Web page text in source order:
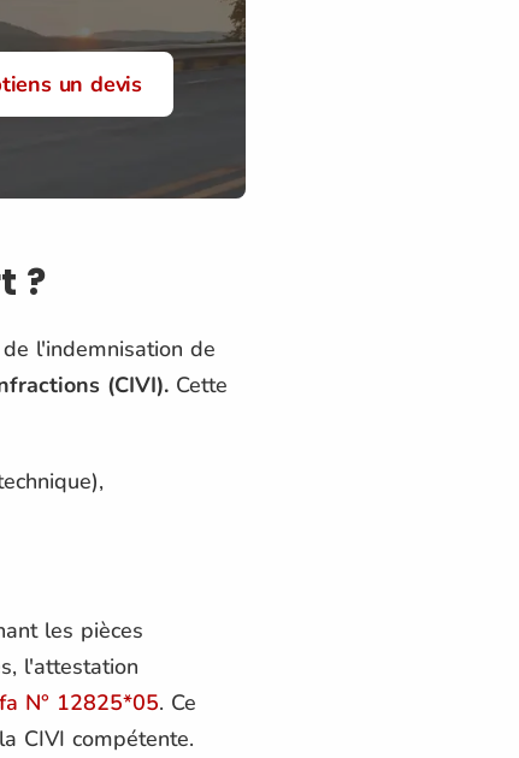
un devis
?
l'indemnisation de
(CIVI). Cette
les pièces
l'attestation
N° 12825*05. Ce
CIVI compétente​.